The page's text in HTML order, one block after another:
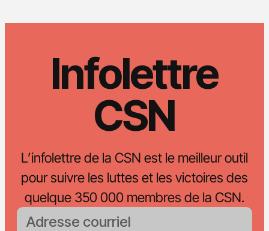
Infolettre
CSN
L’infolettre de la CSN est le meilleur outil
pour suivre les luttes et les victoires des
quelque 350 000 membres de la CSN.